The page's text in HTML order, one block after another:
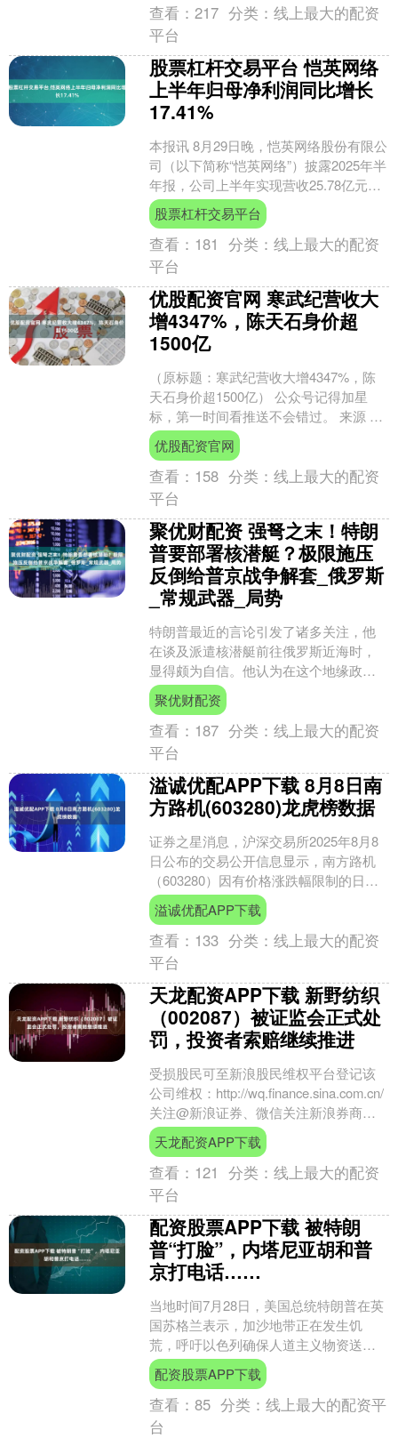
查看：217 分类：线上最大的配资
平台
股票杠杆交易平台 恺英网络
上半年归母净利润同比增长
17.41%
本报讯 8月29日晚，恺英网络股份有限公
司（以下简称“恺英网络”）披露2025年半
年报，公司上半年实现营收25.78亿元，
同比增长0.89%；归母净利润9.50....
股票杠杆交易平台
查看： 181 分类：线上最大的配资
平台
优股配资官网 寒武纪营收大
增4347%，陈天石身价超
1500亿
（原标题：寒武纪营收大增4347%，陈
天石身价超1500亿） 公众号记得加星
标，第一时间看推送不会错过。 来源 ：
内容来自半导体行业观察综合 。 8月26
日晚间....
优股配资官网
查看： 158 分类：线上最大的配资
平台
聚优财配资 强弩之末！特朗
普要部署核潜艇？极限施压
反倒给普京战争解套_俄罗斯
_常规武器_局势
特朗普最近的言论引发了诸多关注，他
在谈及派遣核潜艇前往俄罗斯近海时，
显得颇为自信。他认为在这个地缘政治
敏感的时代，直接向俄罗斯施加压力是
必然的。然而，有人质疑，....
聚优财配资
查看： 187 分类：线上最大的配资
平台
溢诚优配APP下载 8月8日南
方路机(603280)龙虎榜数据
证券之星消息，沪深交易所2025年8月8
日公布的交易公开信息显示，南方路机
（603280）因有价格涨跌幅限制的日换
手率达到20%的前五只证券登上龙虎榜。
此次是近....
溢诚优配APP下载
查看： 133 分类：线上最大的配资
平台
天龙配资APP下载 新野纺织
（002087）被证监会正式处
罚，投资者索赔继续推进
受损股民可至新浪股民维权平台登记该
公司维权：http://wq.finance.sina.com.cn/
关注@新浪证券、微信关注新浪券商基
金、百度搜索新浪股民....
天龙配资APP下载
查看： 121 分类：线上最大的配资
平台
配资股票APP下载 被特朗
普“打脸”，内塔尼亚胡和普
京打电话……
当地时间7月28日，美国总统特朗普在英
国苏格兰表示，加沙地带正在发生饥
荒，呼吁以色列确保人道主义物资送
达。这与以色列总理内塔尼亚胡的说法
大相径庭。同日，内塔尼亚....
配资股票APP下载
查看：85 分类：线上最大的配资平
台